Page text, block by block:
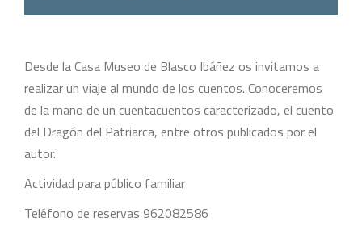
Desde la Casa Museo de Blasco Ibáñez os invitamos a
realizar un viaje al mundo de los cuentos. Conoceremos
de la mano de un cuentacuentos caracterizado, el cuento
del Dragón del Patriarca, entre otros publicados por el
autor.
Actividad para público familiar
Teléfono de reservas 962082586